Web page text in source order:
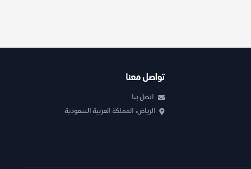
تواصل معنا
اتصل بنا
الرياض، المملكة العربية السعودية